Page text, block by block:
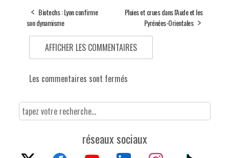
Biotechs : Lyon confirme
son dynamisme
Pluies et crues dans l'Aude et les
Pyrénées-Orientales
AFFICHER LES COMMENTAIRES
Les commentaires sont fermés
réseaux sociaux